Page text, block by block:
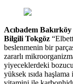
Acıbadem
Bilgili Tokgöz
beslenmenin bir
zararlı
yiyeceklerdeki
yüksek ısıda